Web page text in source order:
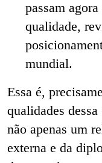
passam
qualidade,
mundial.
Essa é,
qualidades
não apenas um
externa e da